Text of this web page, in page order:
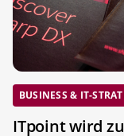
BUSINESS & IT-
ITpoint wird